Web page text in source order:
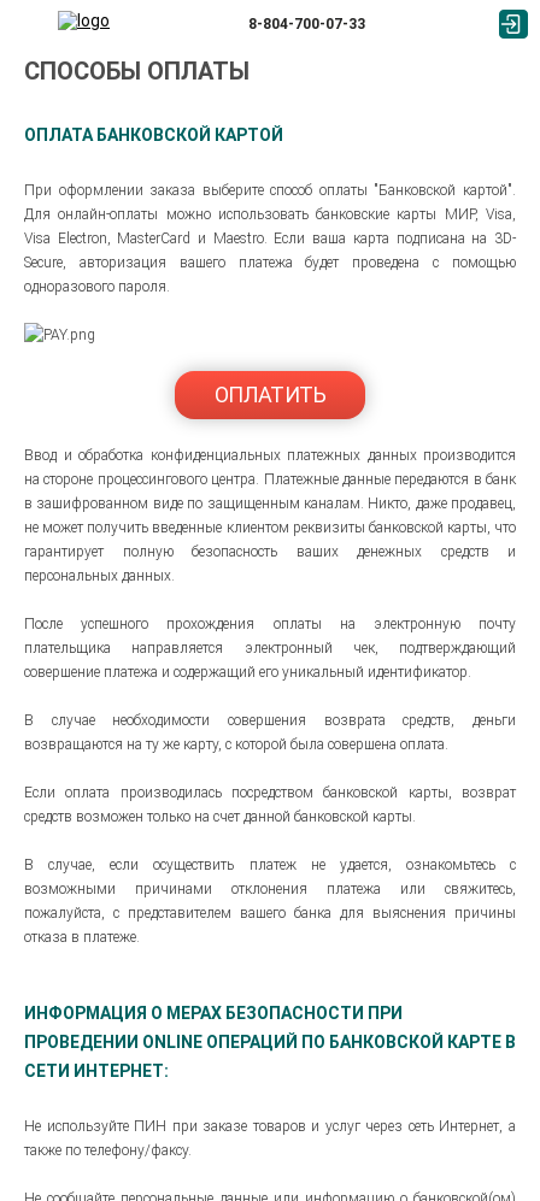
8-804-700-07-33
СПОСОБЫ ОПЛАТЫ
ОПЛАТА БАНКОВСКОЙ КАРТОЙ
При оформлении заказа выберите способ оплаты "Банковской картой".
Для онлайн-оплаты можно использовать банковские карты МИР, Visa,
Visa Electron, MasterCard и Maestro. Если ваша карта подписана на 3D-
Secure, авторизация вашего платежа будет проведена с помощью
одноразового пароля.
ОПЛАТИТЬ
Ввод и обработка конфиденциальных платежных данных производится
на стороне процессингового центра. Платежные данные передаются в банк
в зашифрованном виде по защищенным каналам. Никто, даже продавец,
не может получить введенные клиентом реквизиты банковской карты, что
гарантирует полную безопасность ваших денежных средств и
персональных данных.
После успешного прохождения оплаты на электронную почту
плательщика направляется электронный чек, подтверждающий
совершение платежа и содержащий его уникальный идентификатор.
В случае необходимости совершения возврата средств, деньги
возвращаются на ту же карту, с которой была совершена оплата.
Если оплата производилась посредством банковской карты, возврат
средств возможен только на счет данной банковской карты.
В случае, если осуществить платеж не удается, ознакомьтесь с
возможными причинами отклонения платежа или свяжитесь,
пожалуйста, с представителем вашего банка для выяснения причины
отказа в платеже.
ИНФОРМАЦИЯ О МЕРАХ БЕЗОПАСНОСТИ ПРИ
ПРОВЕДЕНИИ ONLINE ОПЕРАЦИЙ ПО БАНКОВСКОЙ КАРТЕ В
СЕТИ ИНТЕРНЕТ:
Не используйте ПИН при заказе товаров и услуг через сеть Интернет, а
также по телефону/факсу.